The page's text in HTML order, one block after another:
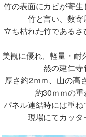
竹の表面にカビが寄
竹と言い、数寄
立ち枯れた竹である
美観に優れ、軽量・耐
然の建仁寺
厚さ約2ｍｍ、山の高
約30ｍｍの重
パネル連結時には重
現場にてカッタ